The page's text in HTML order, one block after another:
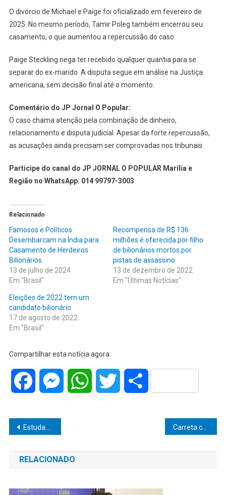
O divórcio de Michael e Paige foi oficializado em fevereiro de
2025. No mesmo período, Tamir Poleg também encerrou seu
casamento, o que aumentou a repercussão do caso.
Paige Steckling nega ter recebido qualquer quantia para se
separar do ex-marido. A disputa segue em análise na Justiça
americana, sem decisão final até o momento.
Comentário do JP Jornal O Popular:
O caso chama atenção pela combinação de dinheiro,
relacionamento e disputa judicial. Apesar da forte repercussão,
as acusações ainda precisam ser comprovadas nos tribunais.
Participe do canal do JP JORNAL O POPULAR Marília e
Região no WhatsApp: 014 99797-3003
Relacionado
Famosos e Políticos
Desembarcam na Índia para
Casamento de Herdeiros
Bilionários
13 de julho de 2024
Em "Brasil"
Recompensa de R$ 136
milhões é oferecida por filho
de bilionários mortos por
pistas de assassino
13 de dezembro de 2022
Em "Últimas Notícias"
Eleições de 2022 tem um
candidato bilionário.
17 de agosto de 2022
Em "Brasil"
Compartilhar esta notícia agora:
Facebook MessengerWhatsAppTwitter Share
Navegação
de
Post
Estudante de Medicina é morta a facadas e namorado é preso
RELACIONADO